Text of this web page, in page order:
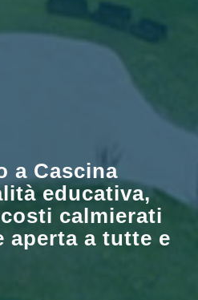
a Cascina
educativa,
calmierati
aperta a tutte e